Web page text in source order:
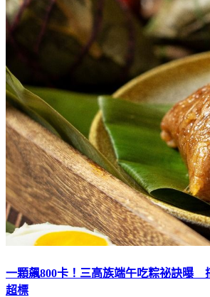
一顆飆800卡！三高族端午吃粽祕訣曝
超標